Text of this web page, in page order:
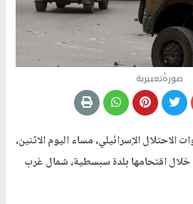
صورةًتعبيرية
الاحتلال الإسرائيلي، مساء اليوم الاثنين،
اقتحامها بلدة سبسطية، شمال غرب